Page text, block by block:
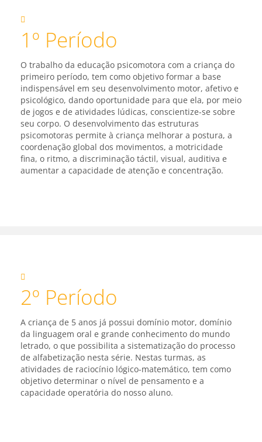
1º Período
O trabalho da educação psicomotora com a criança do
primeiro período, tem como objetivo formar a base
indispensável em seu desenvolvimento motor, afetivo e
psicológico, dando oportunidade para que ela, por meio
de jogos e de atividades lúdicas, conscientize-se sobre
seu corpo. O desenvolvimento das estruturas
psicomotoras permite à criança melhorar a postura, a
coordenação global dos movimentos, a motricidade
fina, o ritmo, a discriminação táctil, visual, auditiva e
aumentar a capacidade de atenção e concentração.
2º Período
A criança de 5 anos já possui domínio motor, domínio
da linguagem oral e grande conhecimento do mundo
letrado, o que possibilita a sistematização do processo
de alfabetização nesta série. Nestas turmas, as
atividades de raciocínio lógico-matemático, tem como
objetivo determinar o nível de pensamento e a
capacidade operatória do nosso aluno.